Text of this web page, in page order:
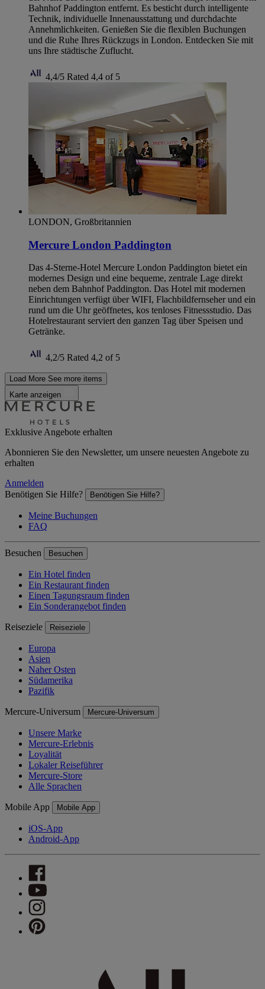
Bahnhof Paddington entfernt. Es besticht durch intelligente
Technik, individuelle Innenausstattung und durchdachte
Annehmlichkeiten. Genießen Sie die flexiblen Buchungen
und die Ruhe Ihres Rückzugs in London. Entdecken Sie mit
uns Ihre städtische Zuflucht.
4,4/5 Rated 4,4 of 5
LONDON, Großbritannien
Mercure London Paddington
Das 4-Sterne-Hotel Mercure London Paddington bietet ein
modernes Design und eine bequeme, zentrale Lage direkt
neben dem Bahnhof Paddington. Das Hotel mit modernen
Einrichtungen verfügt über WIFI, Flachbildfernseher und ein
rund um die Uhr geöffnetes, kos tenloses Fitnessstudio. Das
Hotelrestaurant serviert den ganzen Tag über Speisen und
Getränke.
4,2/5 Rated 4,2 of 5
Load More See more items
Karte anzeigen
Exklusive Angebote erhalten
Abonnieren Sie den Newsletter, um unsere neuesten Angebote zu
erhalten
Anmelden
Benötigen Sie Hilfe?
Benötigen Sie Hilfe?
Meine Buchungen
FAQ
Besuchen Besuchen
Ein Hotel finden
Ein Restaurant finden
Einen Tagungsraum finden
Ein Sonderangebot finden
Reiseziele Reiseziele
Europa
Asien
Naher Osten
Südamerika
Pazifik
Mercure-Universum Mercure-Universum
Unsere Marke
Mercure-Erlebnis
Loyalität
Lokaler Reiseführer
Mercure-Store
Alle Sprachen
Mobile App Mobile App
iOS-App
Android-App